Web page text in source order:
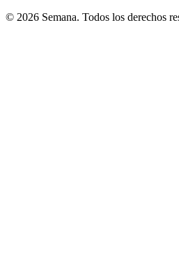
© 2026 Semana. Todos los derechos